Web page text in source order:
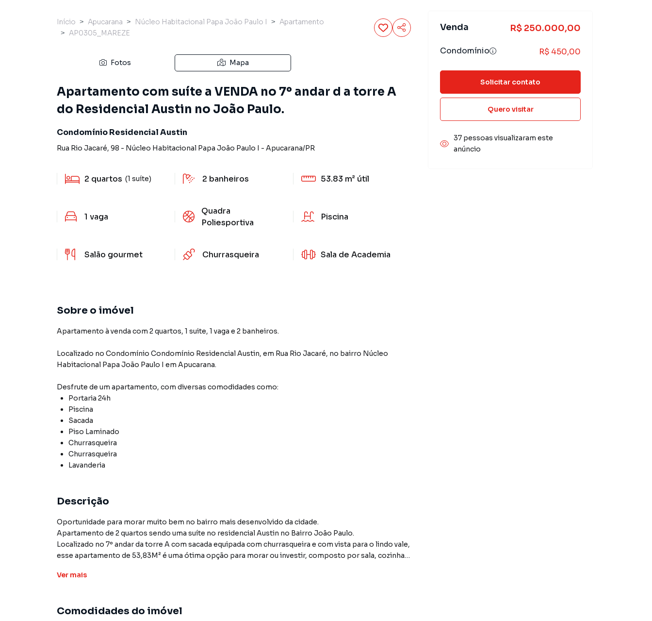
Início Apucarana Núcleo Habitacional Papa João Paulo I
Apartamento
AP0305_MAREZE
Fotos Mapa
Apartamento com suíte a VENDA no 7º andar d a torre A
do Residencial Austin no João Paulo.
Condomínio Residencial Austin
Rua Rio Jacaré, 98 - Núcleo Habitacional Papa João Paulo I - Apucarana/PR
2 quartos (1 suíte) 2 banheiros 53.83 m² útil
1 vaga
Quadra
Poliesportiva
Piscina
Salão gourmet Churrasqueira Sala de Academia
Sobre o imóvel
Apartamento à venda com 2 quartos, 1 suite, 1 vaga e 2 banheiros.
Localizado no Condomínio Condomínio Residencial Austin, em Rua Rio Jacaré, no bairro Núcleo
Habitacional Papa João Paulo I em Apucarana.
Desfrute de um apartamento, com diversas comodidades como:
Portaria 24h
Piscina
Sacada
Piso Laminado
Churrasqueira
Churrasqueira
Lavanderia
Descrição
Oportunidade para morar muito bem no bairro mais desenvolvido da cidade.
Apartamento de 2 quartos sendo uma suíte no residencial Austin no Bairro João Paulo.
Localizado no 7º andar da torre A com sacada equipada com churrasqueira e com vista para o lindo vale,
esse apartamento de 53,83M² é uma ótima opção para morar ou investir, composto por sala, cozinha,
Ver mais
Comodidades do imóvel
Venda R$ 250.000,00
Condomínio R$ 450,00
Solicitar contato
Quero visitar
37 pessoas visualizaram este
anúncio